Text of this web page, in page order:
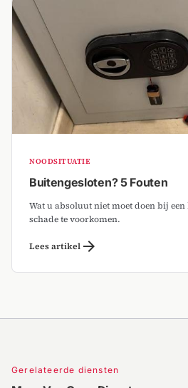
NOODSITUATIE
Buitengesloten? 5 Fouten
Wat u absoluut niet moet doen bij
schade te voorkomen.
Lees artikel arrow_forward
Gerelateerde diensten